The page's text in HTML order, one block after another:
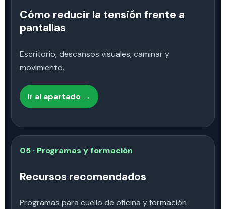
Cómo reducir la tensión frente a
pantallas
Escritorio, descansos visuales, caminar y
movimiento.
Ir al apartado →
05 · Programas y formación
Recursos recomendados
Programas para cuello de oficina y formación